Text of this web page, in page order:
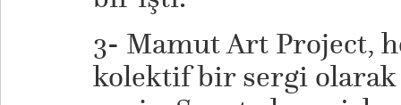
3- Mamut Art Project,
kolektif bir sergi